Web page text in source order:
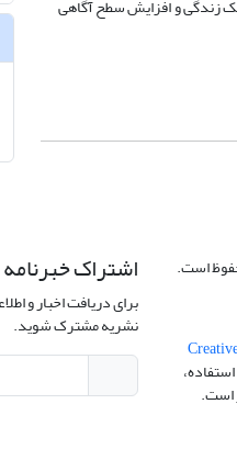
زندگی و افزایش سطح آگاهی
است.
است.
اشتراک خبرنامه
برای دریافت اخبار و
نشریه مشترک شوید.